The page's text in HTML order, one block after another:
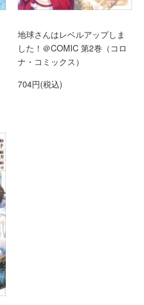
地球さんはレベルアップしま
した！＠COMIC 第2巻（コロ
ナ・コミックス）
704円(税込)